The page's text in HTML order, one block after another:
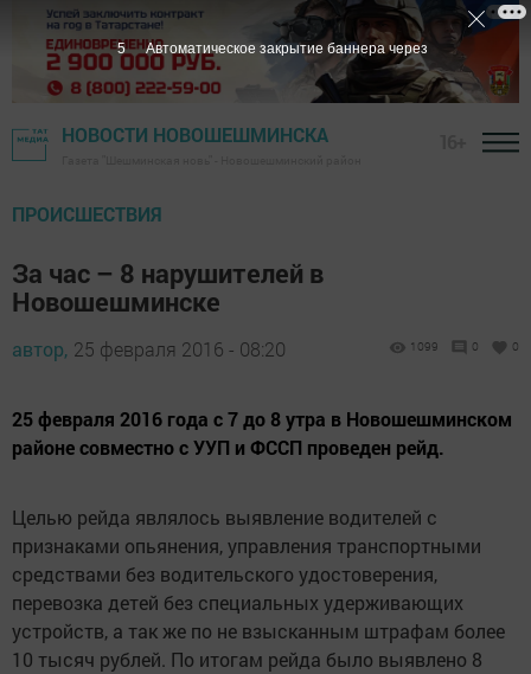
НОВОСТИ НОВОШЕШМИНСКА
ПРОИСШЕСТВИЯ
За час – 8 нарушителей в
Новошешминске
автор, 25 февраля 2016 - 08:20 1099 0 0
25 февраля 2016 года с 7 до 8 утра в Новошешминском
районе совместно с УУП и ФССП проведен рейд.
Целью рейда являлось выявление водителей с
признаками опьянения, управления транспортными
средствами без водительского удостоверения,
перевозка детей без специальных удерживающих
устройств, а так же по не взысканным штрафам более
10 тысяч рублей. По итогам рейда было выявлено 8
5 Автоматическое закрытие баннера через